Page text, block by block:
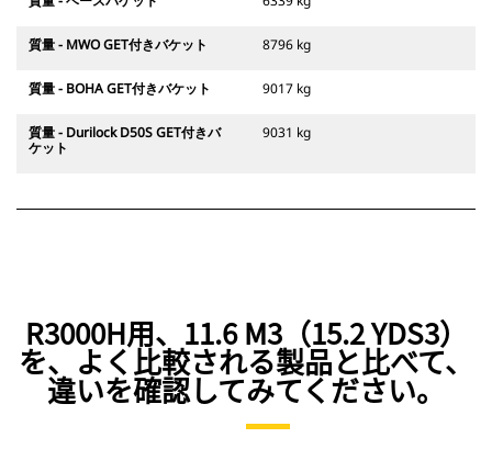
質量 - MWO GET付きバケット 8796 kg
質量 - BOHA GET付きバケット 9017 kg
質量 - Durilock D50S GET付きバ
ケット
9031 kg
R3000H用、11.6 M3（15.2 YDS3）
を、よく比較される製品と比べて、
違いを確認してみてください。